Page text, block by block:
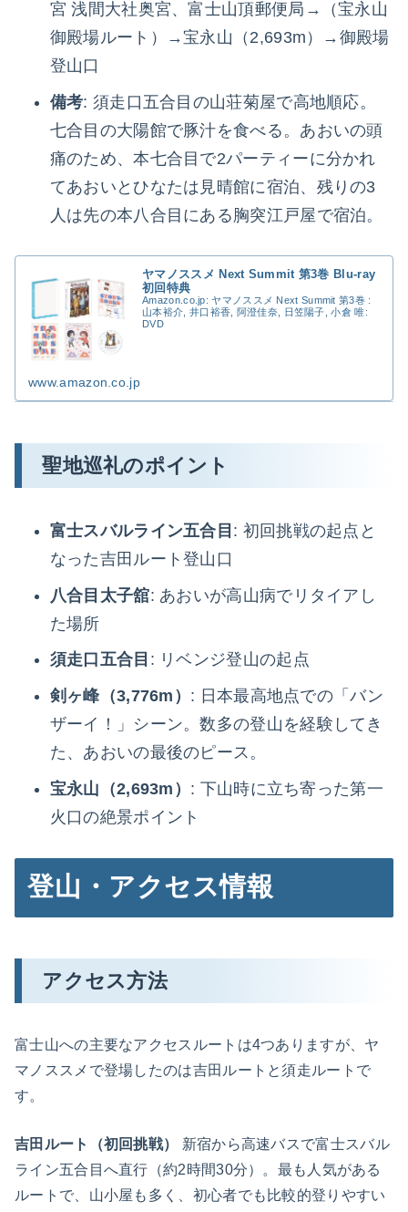
宮 浅間大社奥宮、富士山頂郵便局→（宝永山
御殿場ルート）→宝永山（2,693m）→御殿場
登山口
備考: 須走口五合目の山荘菊屋で高地順応。
七合目の大陽館で豚汁を食べる。あおいの頭
痛のため、本七合目で2パーティーに分かれ
てあおいとひなたは見晴館に宿泊、残りの3
人は先の本八合目にある胸突江戸屋で宿泊。
ヤマノススメ Next Summit 第3巻 Blu-ray
初回特典
Amazon.co.jp: ヤマノススメ Next Summit 第3巻 :
山本裕介, 井口裕香, 阿澄佳奈, 日笠陽子, 小倉 唯:
DVD
www.amazon.co.jp
聖地巡礼のポイント
富士スバルライン五合目 : 初回挑戦の起点と
なった吉田ルート登山口
八合目太子舘: あおいが高山病でリタイアし
た場所
須走口五合目 : リベンジ登山の起点
剣ヶ峰（3,776m） : 日本最高地点での「バン
ザーイ！」シーン。数多の登山を経験してき
た、あおいの最後のピース。
宝永山（2,693m） : 下山時に立ち寄った第一
火口の絶景ポイント
登山・アクセス情報
アクセス方法
富士山への主要なアクセスルートは4つありますが、ヤ
マノススメで登場したのは吉田ルートと須走ルートで
す。
吉田ルート（初回挑戦）
新宿から高速バスで富士スバル
ライン五合目へ直行（約2時間30分）。最も人気がある
ルートで、山小屋も多く、初心者でも比較的登りやすい